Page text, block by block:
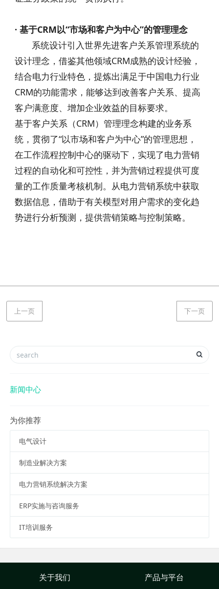
· 基于CRM以“市场和客户为中心”的管理理念
系统设计引入世界先进客户关系管理系统的
设计理念，借鉴其他领域CRM成熟的设计经验，
结合电力行业特色，提炼出满足于中国电力行业
CRM的功能需求，能够达到改善客户关系、提高
客户满意度、增加企业效益的目标要求。
基于客户关系（CRM）管理理念构建的业务系
统，贯彻了“以市场和客户为中心”的管理思想，
在工作流程控制中心的驱动下，实现了电力营销
过程的自动化和可控性，并为营销过程提供可度
量的工作质量考核机制。从电力营销系统中获取
数据信息，借助于有关模型对用户需求的变化趋
势进行分析预测，提供营销策略与控制策略。
上一页 下一页
新闻中心
为你推荐
电气设计
制造业解决方案
电力营销系统解决方案
ERP实施与咨询服务
IT培训服务
关于我们 产品与平台